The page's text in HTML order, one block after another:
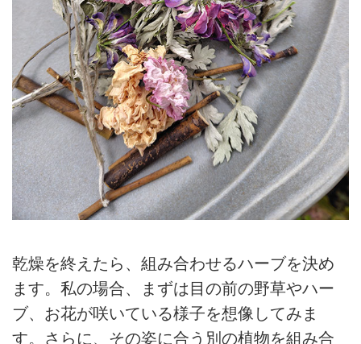
乾燥を終えたら、組み合わせるハーブを決め
ます。私の場合、まずは目の前の野草やハー
ブ、お花が咲いている様子を想像してみま
す。さらに、その姿に合う別の植物を組み合